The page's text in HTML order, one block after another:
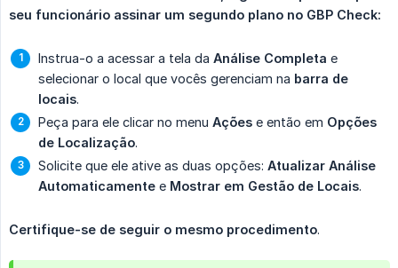
seu funcionário assinar um segundo plano no GBP Check:
Instrua-o a acessar a tela da Análise Completa e
selecionar o local que vocês gerenciam na barra de
locais.
Peça para ele clicar no menu Ações e então em Opções
de Localização.
Solicite que ele ative as duas opções: Atualizar Análise
Automaticamente e Mostrar em Gestão de Locais.
Certifique-se de seguir o mesmo procedimento.